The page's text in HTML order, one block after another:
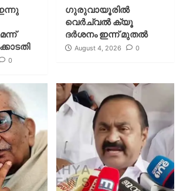
0
ഗുരുവായൂരില്‍
വെര്‍ച്വല്‍ ക്യൂ
ദര്‍ശനം ഇന്ന് മുതല്‍
August 4, 2026 0